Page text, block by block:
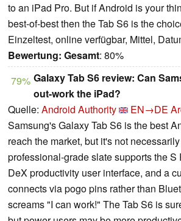
to an iPad Pro. But if Android is your
best-of-best then the Tab S6 is the
Einzeltest, online verfügbar, Mittel,
Bewertung: Gesamt: 80%
79% Galaxy Tab S6 review: Can
out-work the iPad?
Quelle: Android Authority EN→DE
Samsung's Galaxy Tab S6 is the best
reach the market, but it's not
professional-grade slate supports the S
DeX productivity user interface, and a
connects via pogo pins rather than
screams "I can work!" The Tab S6 is